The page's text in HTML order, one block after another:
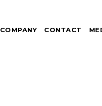
COMPANY CONTACT